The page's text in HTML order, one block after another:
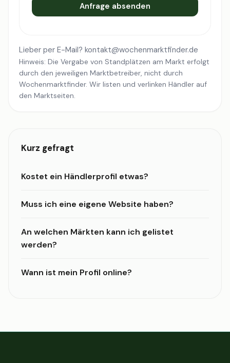
Anfrage absenden
Lieber per E-Mail? kontakt@wochenmarktfinder.de
Hinweis: Die Vergabe von Standplätzen am Markt erfolgt
durch den jeweiligen Marktbetreiber, nicht durch
Wochenmarktfinder. Wir listen und verlinken Händler auf
den Marktseiten.
Kurz gefragt
Kostet ein Händlerprofil etwas?
Muss ich eine eigene Website haben?
An welchen Märkten kann ich gelistet
werden?
Wann ist mein Profil online?